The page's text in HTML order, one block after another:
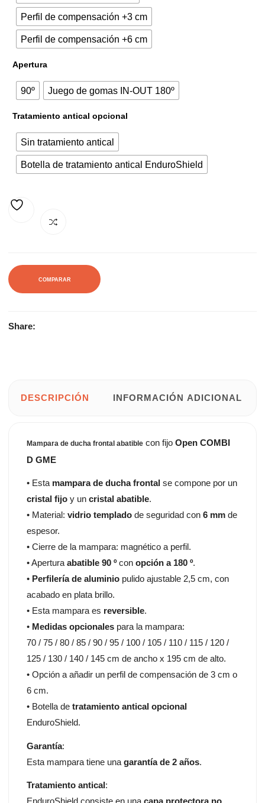
Perfil de compensación +3 cm
Perfil de compensación +6 cm
Apertura
90º Juego de gomas IN-OUT 180º
Tratamiento antical opcional
Sin tratamiento antical
Botella de tratamiento antical EnduroShield
COMPARAR
Share:
DESCRIPCIÓN INFORMACIÓN ADICIONAL
Mampara de ducha frontal abatible con fijoOpen COMBI
D GME
• Esta mampara de ducha frontal se compone por un
cristal fijo y uncristal abatible.
• Material:vidrio templado de seguridad con 6 mm de
espesor.
• Cierre de la mampara: magnético a perfil.
• Aperturaabatible 90 ºcon opción a 180 º.
• Perfilería de aluminio pulido ajustable 2,5 cm, con
acabado en plata brillo.
• Esta mampara es reversible.
• Medidas opcionales para la mampara:
70 / 75 / 80 / 85 / 90 / 95 / 100 / 105 / 110 / 115 / 120 /
125 / 130 / 140 / 145 cm de ancho x 195 cm de alto.
• Opción a añadir un perfil de compensación de 3 cm o
6 cm.
• Botella detratamiento antical opcional
EnduroShield.
Garantía:
Esta mampara tiene unagarantía de 2 años.
Tratamiento antical:
EnduroShield consiste en unacapa protectora no